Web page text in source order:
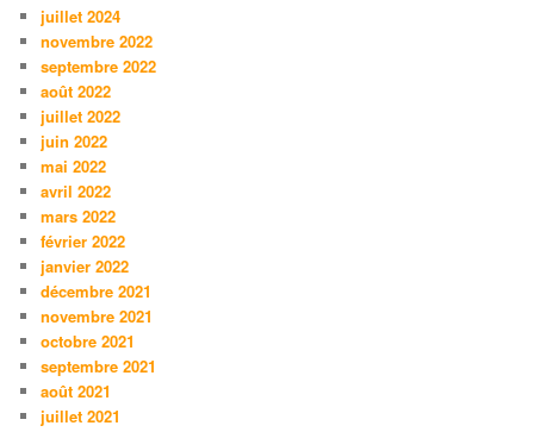
juillet 2024
novembre 2022
septembre 2022
août 2022
juillet 2022
juin 2022
mai 2022
avril 2022
mars 2022
février 2022
janvier 2022
décembre 2021
novembre 2021
octobre 2021
septembre 2021
août 2021
juillet 2021